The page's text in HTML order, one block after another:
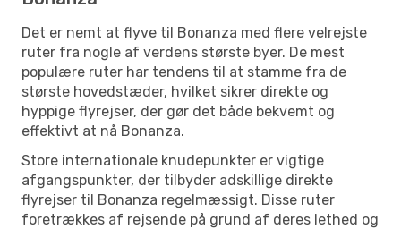
Det er nemt at flyve til Bonanza med flere velrejste
ruter fra nogle af verdens største byer. De mest
populære ruter har tendens til at stamme fra de
største hovedstæder, hvilket sikrer direkte og
hyppige flyrejser, der gør det både bekvemt og
effektivt at nå Bonanza.
Store internationale knudepunkter er vigtige
afgangspunkter, der tilbyder adskillige direkte
flyrejser til Bonanza regelmæssigt. Disse ruter
foretrækkes af rejsende på grund af deres lethed og